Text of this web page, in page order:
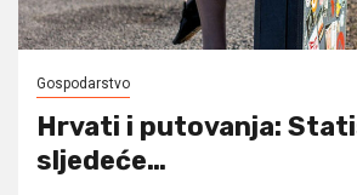
Gospodarstvo
Hrvati i putovanja:
sljedeće…